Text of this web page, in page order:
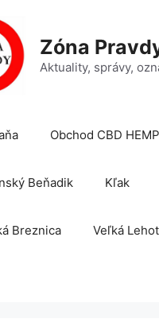
Zóna
Aktuality, správy,
Obchod CBD
Beňadik Kľak
Breznica Veľká